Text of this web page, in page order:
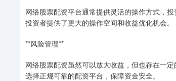
网络股票配资平台通常提供灵活的操作方式，
投资者提供了更大的操作空间和收益优化机会。
**风险管理**
网络股票配资虽然可以放大收益，但也存在一
选择正规可靠的配资平台，保障资金安全。